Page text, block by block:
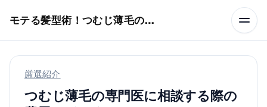
モテる髪型術！つむじ薄毛の隠し方
厳選紹介
つむじ薄毛の専門医に相談する際の